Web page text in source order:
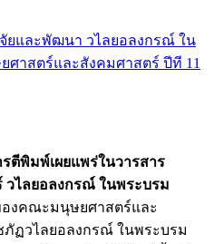
จัยและพัฒนา วไลยอลงกรณ์ ใน
าสตร์และสังคมศาสตร์ ปีที 11
ตีพิมพ์เผยแพร่ในวารสาร
ไลยอลงกรณ์ ในพระบรม
งคณะมนุษยศาสตร์และ
ฏวไลยอลงกรณ์ ในพระบรม